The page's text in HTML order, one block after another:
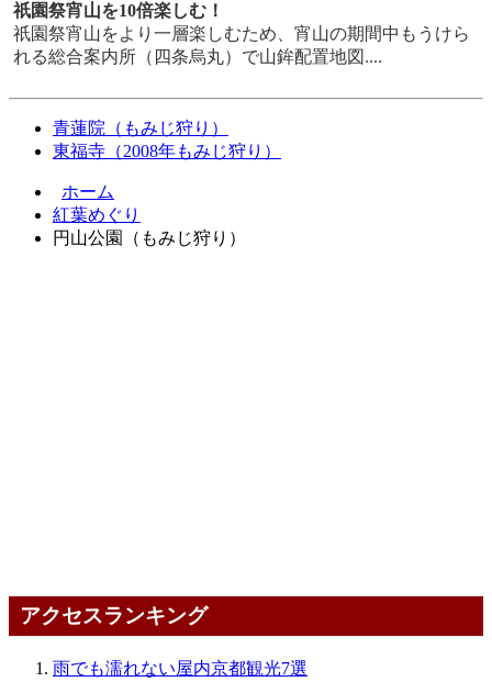
祇園祭宵山を10倍楽しむ！
祇園祭宵山をより一層楽しむため、宵山の期間中もうけら
れる総合案内所（四条烏丸）で山鉾配置地図....
青蓮院（もみじ狩り）
東福寺（2008年もみじ狩り）
ホーム
紅葉めぐり
円山公園（もみじ狩り）
アクセスランキング
雨でも濡れない屋内京都観光7選